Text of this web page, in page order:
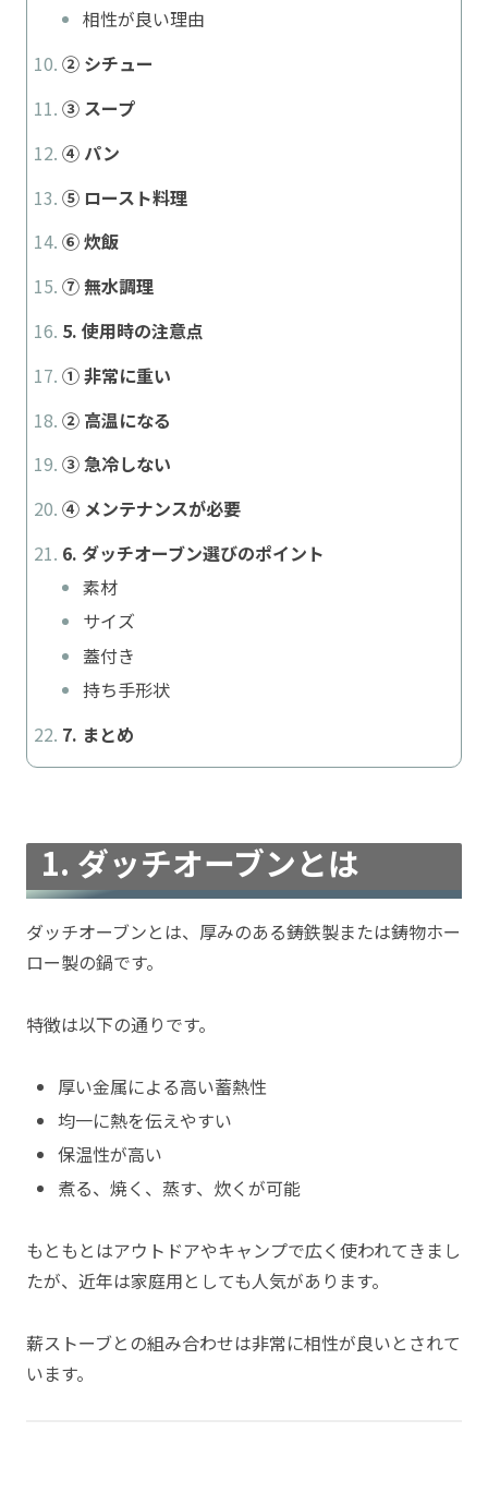
相性が良い理由
② シチュー
③ スープ
④ パン
⑤ ロースト料理
⑥ 炊飯
⑦ 無水調理
5. 使用時の注意点
① 非常に重い
② 高温になる
③ 急冷しない
④ メンテナンスが必要
6. ダッチオーブン選びのポイント
素材
サイズ
蓋付き
持ち手形状
7. まとめ
1. ダッチオーブンとは
ダッチオーブンとは、厚みのある鋳鉄製または鋳物ホー
ロー製の鍋です。
特徴は以下の通りです。
厚い金属による高い蓄熱性
均一に熱を伝えやすい
保温性が高い
煮る、焼く、蒸す、炊くが可能
もともとはアウトドアやキャンプで広く使われてきまし
たが、近年は家庭用としても人気があります。
薪ストーブとの組み合わせは非常に相性が良いとされて
います。